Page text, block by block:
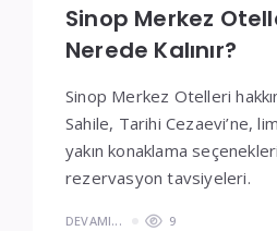
Sinop Merkez
Nerede Kalınır?
Sinop Merkez Otelleri
Sahile, Tarihi Cezaevi’ne,
yakın konaklama
rezervasyon tavsiyeleri.
DEVAMI... 9